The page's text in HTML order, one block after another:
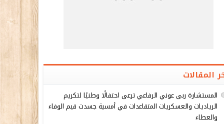
المقالات
المستشارة ربى عوني الرفاعي ترعى احتفالًا وطنيًا لتكريم
الرياديات والعسكريات المتقاعدات في أمسية جسدت قيم الوفاء
والعطاء